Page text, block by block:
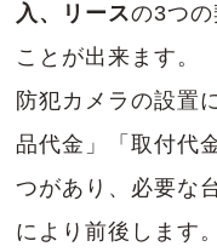
入、リースの3つの
ことが出来ます。
防犯カメラの設置
品代金」「取付代
つがあり、必要な
により前後します。